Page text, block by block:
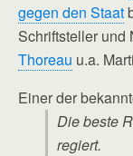
gegen den Staat
Schriftsteller und
Thoreau u.a.
Einer der
Die beste
regiert.